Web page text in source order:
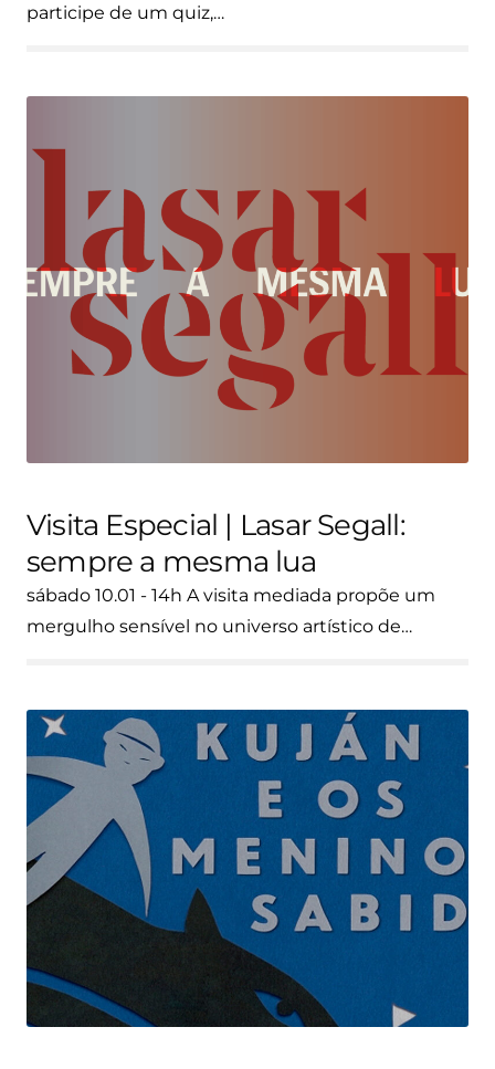
participe de um quiz,…
Visita Especial | Lasar Segall:
sempre a mesma lua
sábado 10.01 - 14h A visita mediada propõe um
mergulho sensível no universo artístico de…